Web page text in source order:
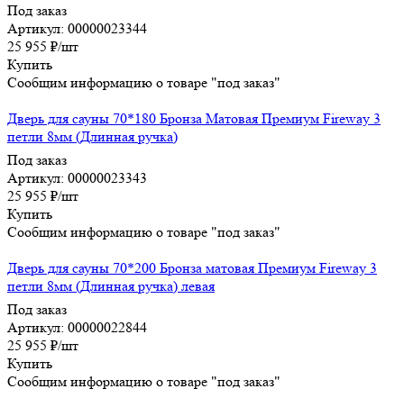
Под заказ
Артикул: 00000023344
25 955 ₽/шт
Купить
Сообщим информацию о товаре "под заказ"
Дверь для сауны 70*180 Бронза Матовая Премиум Fireway 3
петли 8мм (Длинная ручка)
Под заказ
Артикул: 00000023343
25 955 ₽/шт
Купить
Сообщим информацию о товаре "под заказ"
Дверь для сауны 70*200 Бронза матовая Премиум Fireway 3
петли 8мм (Длинная ручка) левая
Под заказ
Артикул: 00000022844
25 955 ₽/шт
Купить
Сообщим информацию о товаре "под заказ"